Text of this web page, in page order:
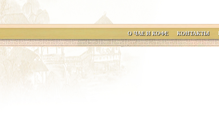
О ЧАЕ И КОФЕ КОНТАКТЫ